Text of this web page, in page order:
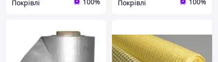
Покрівлі Покрівлі